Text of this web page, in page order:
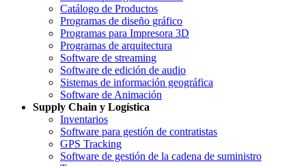
Catálogo de Productos
Programas de diseño gráfico
Programas para Impresora 3D
Programas de arquitectura
Software de streaming
Software de edición de audio
Sistemas de información geográfica
Software de Animación
Supply Chain y Logística
Inventarios
Software para gestión de contratistas
GPS Tracking
Software de gestión de la cadena de suministro